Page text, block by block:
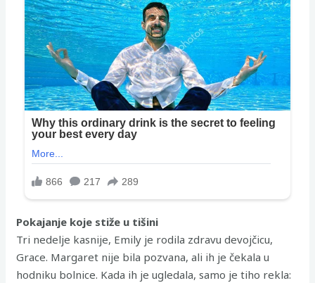
Pokajanje koje stiže u tišini
Tri nedelje kasnije, Emily je rodila zdravu devojčicu,
Grace. Margaret nije bila pozvana, ali ih je čekala u
hodniku bolnice. Kada ih je ugledala, samo je tiho rekla: